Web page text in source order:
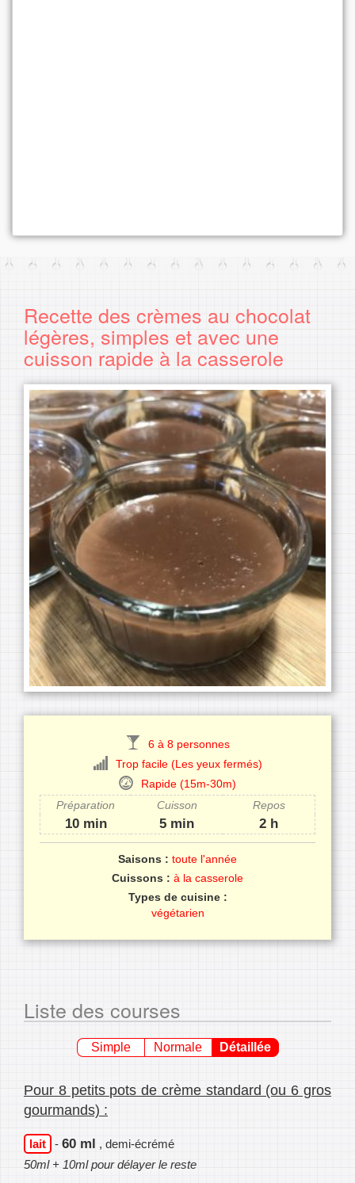
Recette des crèmes au chocolat
légères, simples et avec une
cuisson rapide à la casserole
6 à 8 personnes
Trop facile (Les yeux fermés)
Rapide (15m-30m)
Préparation
Cuisson Repos
10 min 5 min 2 h
Saisons : toute l'année
Cuissons : à la casserole
Types de cuisine :
végétarien
Liste des courses
Simple Normale Détaillée
Pour 8 petits pots de crème standard (ou 6 gros
gourmands) :
lait - 60 ml , demi-écrémé
50ml + 10ml pour délayer le reste